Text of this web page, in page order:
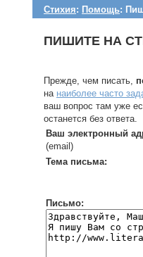
Стихия: Помощь:
ПИШИТЕ НА
Прежде, чем писать,
на наиболее часто
ваш вопрос там уже
останется без ответа.
Ваш электронный
(email)
Тема письма:
Письмо: